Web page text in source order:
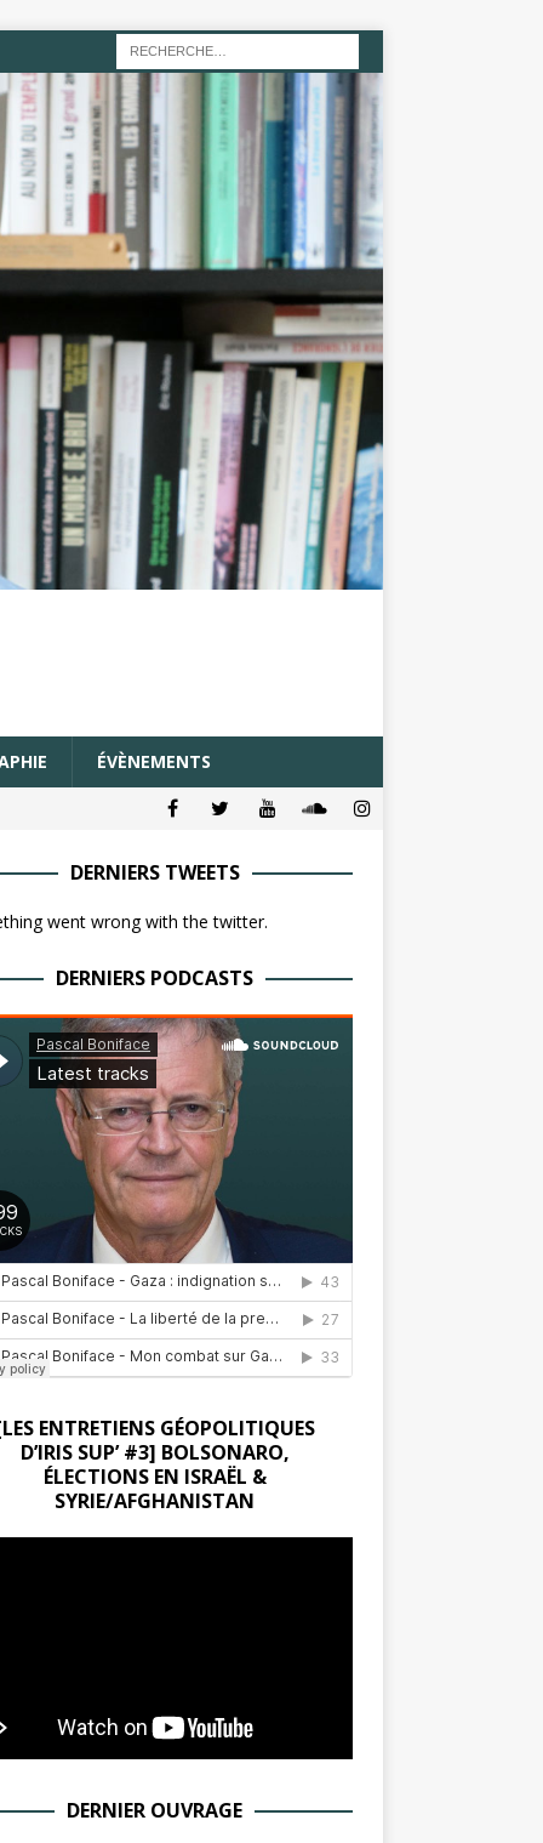
ÉVÈNEMENTS
DERNIERS TWEETS
went wrong with the twitter.
DERNIERS PODCASTS
ENTRETIENS GÉOPOLITIQUES
D’IRIS SUP’ #3] BOLSONARO,
ÉLECTIONS EN ISRAËL &
SYRIE/AFGHANISTAN
DERNIER OUVRAGE